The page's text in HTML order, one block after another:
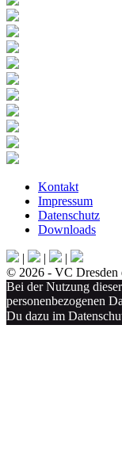
Kontakt
Impressum
Datenschutz
Downloads
| |
|
© 2026 - VC Dresden
Bei der Nutzung
personenbezogenen
Du dazu im